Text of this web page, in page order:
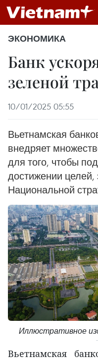
ЭКОНОМИКА
Банк
зеленой
10/01/2025 05:55
Вьетнамская
внедряет
для того, чтобы
достижении
Национальной
Иллюстративное
Вьетнамская